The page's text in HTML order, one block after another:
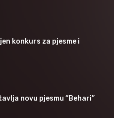
konkurs za pjesme i
novu pjesmu “Behari”